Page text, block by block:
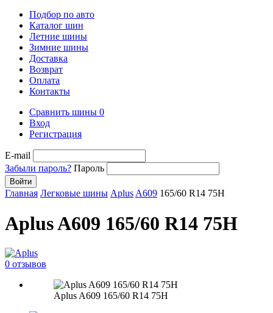
Подбор по авто
Каталог шин
Летние шины
Зимние шины
Доставка
Возврат
Оплата
Контакты
Сравнить шины 0
Вход
Регистрация
E-mail
Забыли пароль? Пароль
Войти
Главная Легковые шины AplusA609 165/60 R14 75H
Aplus A609 165/60 R14 75H
0 отзывов
Aplus A609 165/60 R14 75H